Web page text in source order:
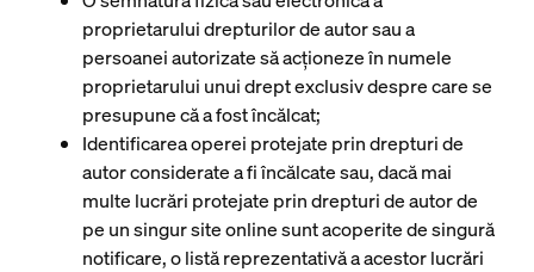
proprietarului drepturilor de autor sau a
persoanei autorizate să acționeze în numele
proprietarului unui drept exclusiv despre care se
presupune că a fost încălcat;
Identificarea operei protejate prin drepturi de
autor considerate a fi încălcate sau, dacă mai
multe lucrări protejate prin drepturi de autor de
pe un singur site online sunt acoperite de singură
notificare, o listă reprezentativă a acestor lucrări